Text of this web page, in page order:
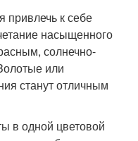
привлечь к себе
насыщенного
солнечно-
или
станут отличным
в одной цветовой